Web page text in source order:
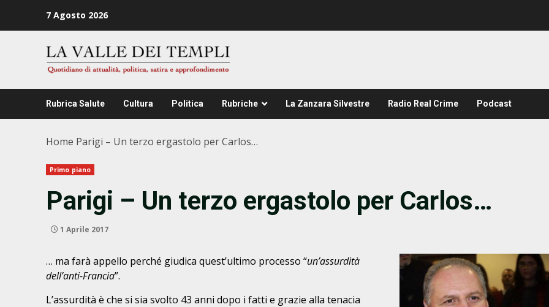
7 Agosto 2026
Rubrica Salute Cultura Politica Rubriche La Zanzara Silvestre Radio Real Crime Podcast
Home Parigi – Un terzo ergastolo per Carlos…
Primo piano
Parigi – Un terzo ergastolo per Carlos…
1 Aprile 2017
… ma farà appello perché giudica quest’ultimo processo “un’assurdità
dell’anti-Francia”.
L’assurdità è che si sia svolto 43 anni dopo i fatti e grazie alla tenacia